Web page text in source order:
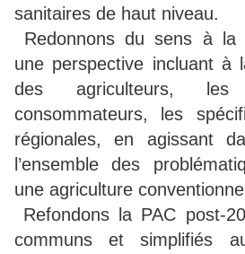
sanitaires de haut niveau.
Redonnons du sens à la
une perspective incluant à
des agriculteurs,
consommateurs, les
régionales, en agissant
l’ensemble des
une agriculture
Refondons la PAC post-
communs et simplifiés